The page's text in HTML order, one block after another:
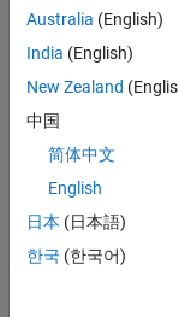
malgré
tout
vous
trouvez
pas
d'offre
corresponde
à vos
Australia (English)
India (English)
New Zealand
中国
简体中文
English
日本 (日本語)
한국 (한국어)